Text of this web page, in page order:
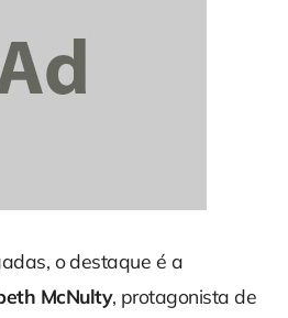
o destaque é a
McNulty, protagonista de